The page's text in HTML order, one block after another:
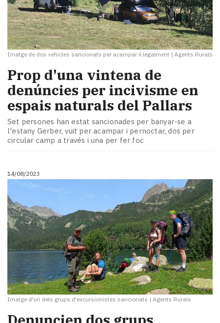
Imatge de dos vehicles sancionats per acampar il·legalment | Agents Rurals
Prop d'una vintena de
denúncies per incivisme en
espais naturals del Pallars
Set persones han estat sancionades per banyar-se a
l'estany Gerber, vuit per acampar i pernoctar, dos per
circular camp a través i una per fer foc
14/08/2023
Imatge d'un dels grups d'excursionistes sancionats | Agents Rurals